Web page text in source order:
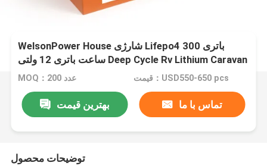
WelsonPower House شارژی Lifepo4 باتری 300
ساعت باتری 12 ولتی Deep Cycle Rv Lithium Caravan
MOQ：200 عدد قیمت：USD550-650 pcs
بهترین قیمت تماس با ما
توضیحات محصول